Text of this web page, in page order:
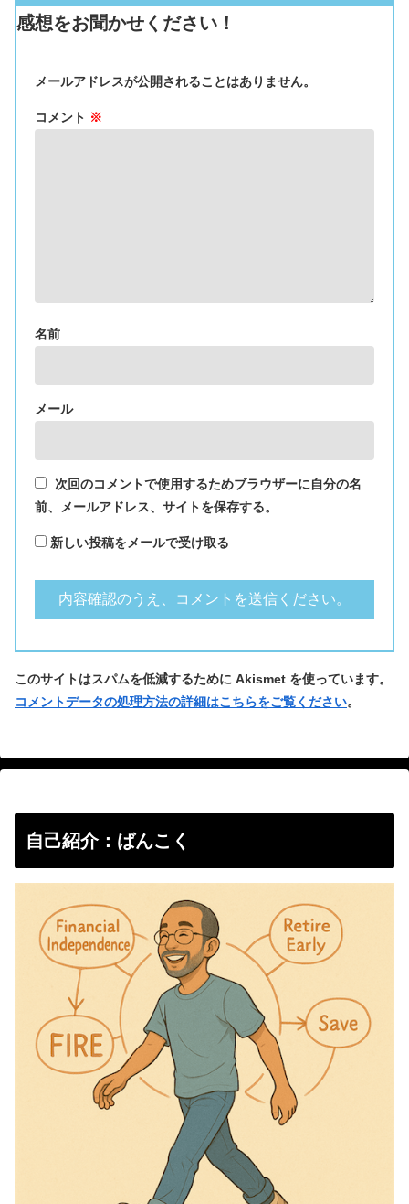
感想をお聞かせください！
メールアドレスが公開されることはありません。
コメント ※
名前
メール
次回のコメントで使用するためブラウザーに自分の名
前、メールアドレス、サイトを保存する。
新しい投稿をメールで受け取る
このサイトはスパムを低減するために Akismet を使っています。
コメントデータの処理方法の詳細はこちらをご覧ください。
自己紹介：ばんこく